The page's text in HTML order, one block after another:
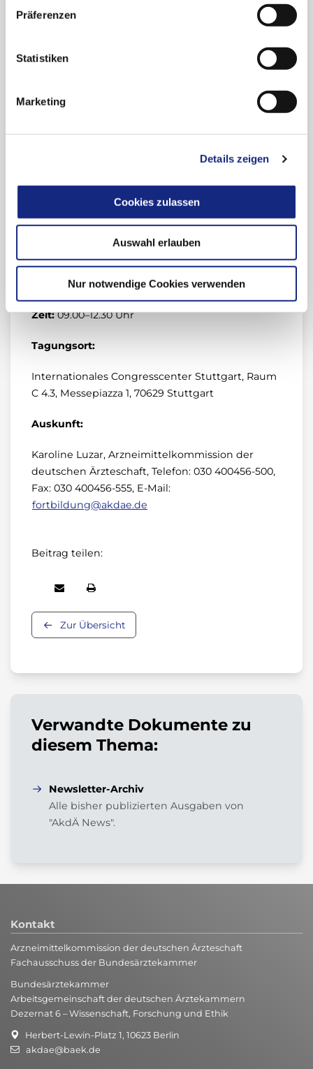
Präferenzen
Statistiken
Marketing
Details zeigen
Cookies zulassen
Auswahl erlauben
Nur notwendige Cookies verwenden
AkdÄ
der AkdÄ
AkdÄ
Die Beiträge widmen sich den Themen unter
Aspekte der Patientenversorgung. Im Anschluss
an die Vorträge besteht die Möglichkeit zum
interdisziplinären Gedankenaustausch.
Zeit:09.00–12.30 Uhr
Tagungsort:
Internationales Congresscenter Stuttgart, Raum
C 4.3, Messepiazza 1, 70629 Stuttgart
Auskunft:
Karoline Luzar, Arzneimittelkommission der
deutschen Ärzteschaft, Telefon: 030 400456-500,
Fax: 030 400456-555, E-Mail:
fortbildung@akdae.de
Beitrag teilen:
Zur Übersicht
Verwandte Dokumente zu
diesem Thema:
Newsletter-Archiv
Alle bisher publizierten Ausgaben von
"AkdÄ News".
Kontakt
Arzneimittelkommission der deutschen Ärzteschaft
Fachausschuss der Bundesärztekammer
Bundesärztekammer
Arbeitsgemeinschaft der deutschen Ärztekammern
Dezernat 6 – Wissenschaft, Forschung und Ethik
Herbert-Lewin-Platz 1, 10623 Berlin
akdae@baek.de